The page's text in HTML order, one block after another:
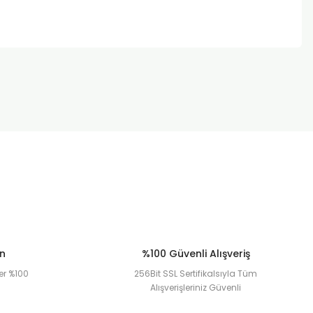
%100
%100 Güvenli Alışveriş
256Bit SSL Sertifikalsıyla Tüm
Alışverişleriniz Güvenli